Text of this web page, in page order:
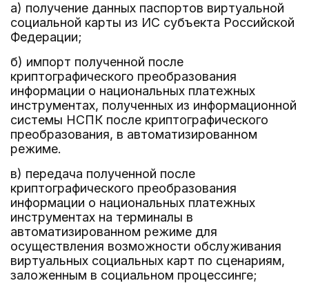
а) получение данных паспортов виртуальной
социальной карты из ИС субъекта Российской
Федерации;
б) импорт полученной после
криптографического преобразования
информации о национальных платежных
инструментах, полученных из информационной
системы НСПК после криптографического
преобразования, в автоматизированном
режиме.
в) передача полученной после
криптографического преобразования
информации о национальных платежных
инструментах на терминалы в
автоматизированном режиме для
осуществления возможности обслуживания
виртуальных социальных карт по сценариям,
заложенным в социальном процессинге;